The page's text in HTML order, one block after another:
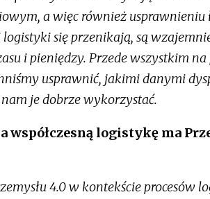
a więc również
logistyki się przenikają, są
i pieniędzy. Przede wszystkim
usprawnić, jakimi danymi
je dobrze wykorzystać.
współczesną logistykę ma
4.0 w kontekście